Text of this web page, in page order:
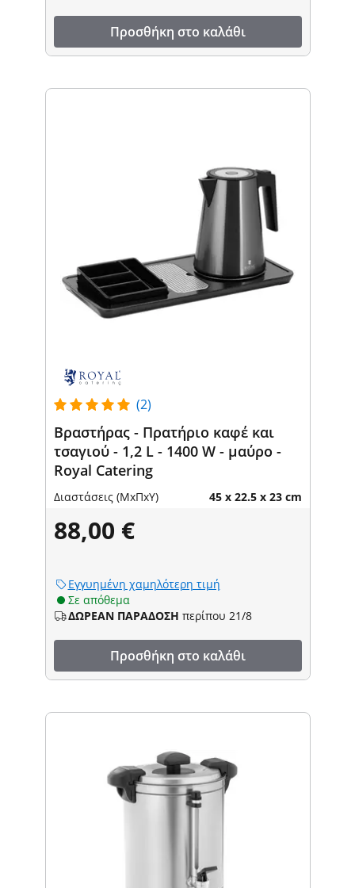
Προσθήκη στο καλάθι
(2)
Βραστήρας - Πρατήριο καφέ και
τσαγιού - 1,2 L - 1400 W - μαύρο -
Royal Catering
Διαστάσεις (ΜxΠxΥ) 45 x 22.5 x 23 cm
88,00 €
Εγγυημένη χαμηλότερη τιμή
Σε απόθεμα
ΔΩΡΕΑΝ ΠΑΡΑΔΟΣΗ περίπου 21/8
Προσθήκη στο καλάθι